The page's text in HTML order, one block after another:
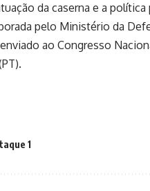
da caserna e a
pelo Ministério da
ao Congresso
1